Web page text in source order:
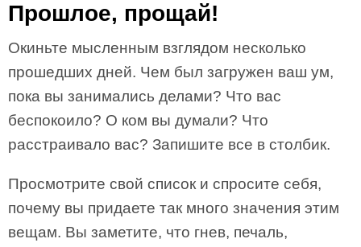
Прошлое, прощай!
Окиньте мысленным взглядом несколько
прошедших дней. Чем был загружен ваш ум,
пока вы занимались делами? Что вас
беспокоило? О ком вы думали? Что
расстраивало вас? Запишите все в столбик.
Просмотрите свой список и спросите себя,
почему вы придаете так много значения этим
вещам. Вы заметите, что гнев, печаль,